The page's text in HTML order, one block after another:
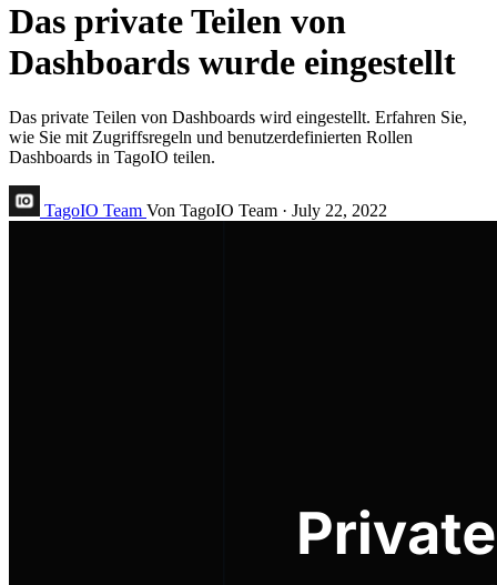
Das private Teilen von
Dashboards wurde eingestellt
Das private Teilen von Dashboards wird eingestellt. Erfahren Sie,
wie Sie mit Zugriffsregeln und benutzerdefinierten Rollen
Dashboards in TagoIO teilen.
TagoIO Team Von TagoIO Team · July 22, 2022